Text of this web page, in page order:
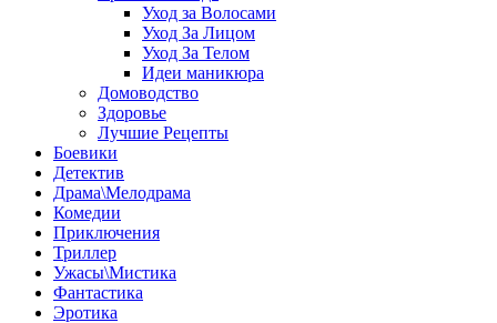
Уход за Волосами
Уход За Лицом
Уход За Телом
Идеи маникюра
Домоводство
Здоровье
Лучшие Рецепты
Боевики
Детектив
Драма\Мелодрама
Комедии
Приключения
Триллер
Ужасы\Мистика
Фантастика
Эротика